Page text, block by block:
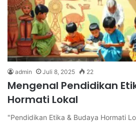
admin Juli 8, 2025 22
Mengenal Pendidikan
Hormati Lokal
"Pendidikan Etika & Budaya Hormati